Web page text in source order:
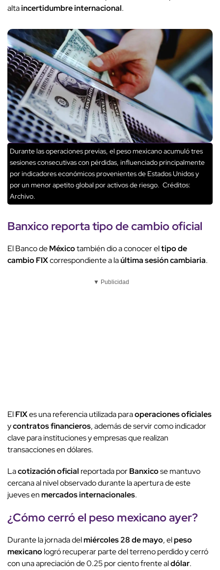
altaincertidumbre internacional.
Durante las operaciones previas, el peso mexicano acumuló tres
sesiones consecutivas con pérdidas, influenciado principalmente
por indicadores económicos provenientes de Estados Unidos y
por un menor apetito global por activos de riesgo. Créditos:
Archivo.
Banxicoreportatipo de cambiooficial
El Banco deMéxicotambién dio a conocer eltipo de
cambio FIXcorrespondiente a laúltima sesión cambiaria.
▼ Publicidad
ElFIXes una referencia utilizada paraoperaciones oficiales
ycontratos financieros, además de servir como indicador
clave para instituciones y empresas que realizan
transacciones en dólares.
Lacotización oficial reportada porBanxicose mantuvo
cercana al nivel observado durante la apertura de este
jueves enmercados internacionales.
¿Cómo cerró el peso mexicanoayer?
Durante la jornada delmiércoles 28 de mayo, elpeso
mexicanologró recuperar parte del terreno perdido y cerró
con una apreciación de 0.25 por ciento frente aldólar.